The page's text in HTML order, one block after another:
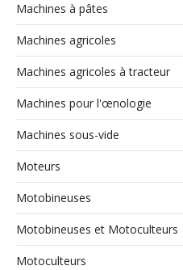
Machines à pâtes
Machines agricoles
Machines agricoles à tracteur
Machines pour l'œnologie
Machines sous-vide
Moteurs
Motobineuses
Motobineuses et Motoculteurs
Motoculteurs